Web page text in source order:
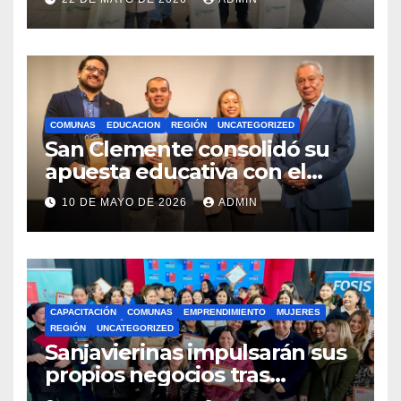
Royalty Minero
COMUNAS EDUCACION REGIÓN UNCATEGORIZED
San Clemente consolidó su
apuesta educativa con el
lanzamiento del
Preuniversitario Brotes 2026
10 DE MAYO DE 2026 ADMIN
CAPACITACIÓN COMUNAS EMPRENDIMIENTO
MUJERES
REGIÓN
UNCATEGORIZED
Sanjavierinas impulsarán sus
propios negocios tras